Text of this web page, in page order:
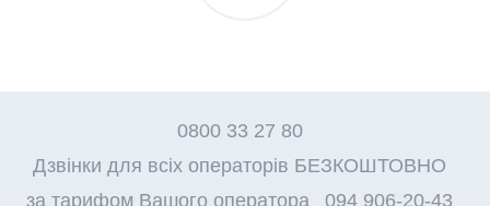
0800 33 27 80
Дзвінки для всіх операторів БЕЗКОШТОВНО
за тарифом Вашого оператора
094 906-20-43